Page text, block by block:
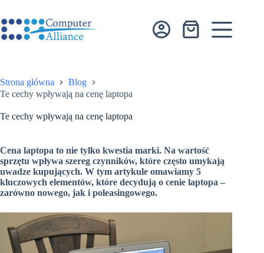
treści
Koszyk
Strona główna
Blog
Te cechy wpływają na cenę laptopa
Te cechy wpływają na cenę laptopa
Cena laptopa to nie tylko kwestia marki. Na wartość
sprzętu wpływa szereg czynników, które często umykają
uwadze kupujących. W tym artykule omawiamy 5
kluczowych elementów, które decydują o cenie laptopa –
zarówno nowego, jak i poleasingowego.